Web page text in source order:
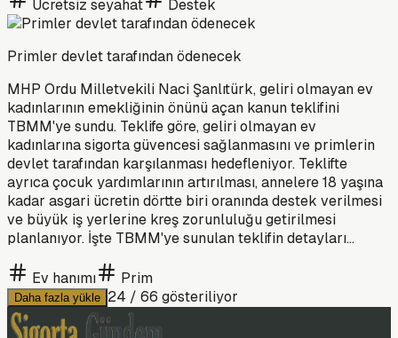
Ücretsiz seyahat Destek
Primler devlet tarafından ödenecek
MHP Ordu Milletvekili Naci Şanlıtürk, geliri olmayan ev
kadınlarının emekliğinin önünü açan kanun teklifini
TBMM'ye sundu. Teklife göre, geliri olmayan ev
kadınlarına sigorta güvencesi sağlanmasını ve primlerin
devlet tarafından karşılanması hedefleniyor. Teklifte
ayrıca çocuk yardımlarının artırılması, annelere 18 yaşına
kadar asgari ücretin dörtte biri oranında destek verilmesi
ve büyük iş yerlerine kreş zorunluluğu getirilmesi
planlanıyor. İşte TBMM'ye sunulan teklifin detayları...
Ev hanımı Prim
Daha fazla yükle 24 / 66 gösteriliyor